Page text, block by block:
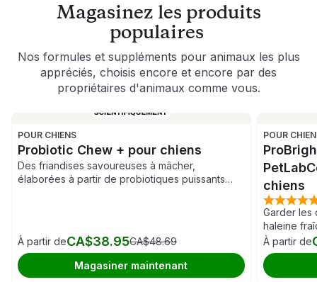
Magasinez les produits
populaires
Nos formules et suppléments pour animaux les plus
appréciés, choisis encore et encore par des
propriétaires d'animaux comme vous.
POUR CHIENS
Probiotic Chew + pour chiens
Des friandises savoureuses à mâcher,
élaborées à partir de probiotiques puissants
À partir deCA$38.95CA$48.69
Magasiner maintenant
POUR
chiens
Garder les
haleine
À partir de